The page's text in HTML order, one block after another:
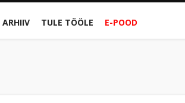
ARHIIV TULE TÖÖLE E-POOD